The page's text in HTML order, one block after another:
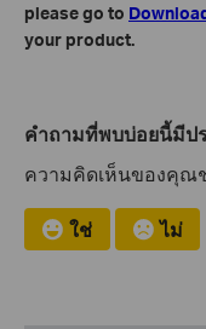
please go to
your product.
คำถามที่พบบ่อยนี้มีป
ความคิดเห็นของคุณ
ใช่ ไม่